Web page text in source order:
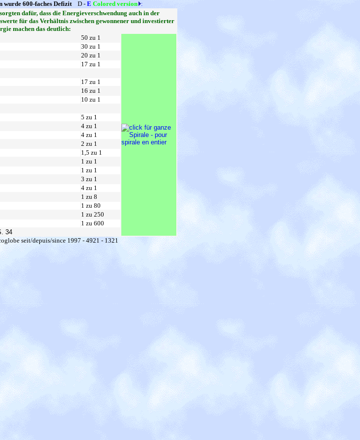
wurde 600-faches DefizitD - E Colored version :
dafür, dass die Energieverschwendung auch in der
für das Verhältnis zwischen gewonnener und investierter
machen das deutlich:
50 zu 1
30 zu 1
20 zu 1
17 zu 1
17 zu 1
16 zu 1
10 zu 1
5 zu 1
4 zu 1
4 zu 1
2 zu 1
1,5 zu 1
1 zu 1
1 zu 1
3 zu 1
4 zu 1
1 zu 8
1 zu 80
1 zu 250
1 zu 600
34
seit/depuis/since 1997 - 4921 - 1321